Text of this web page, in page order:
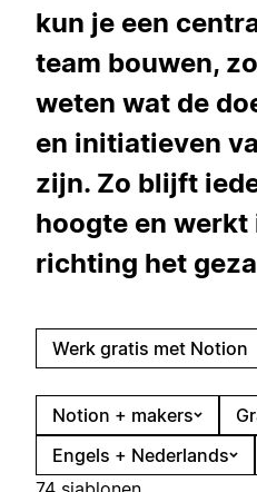
kun je een
team bouwen,
weten wat de
en initiatieven
zijn. Zo blijft
hoogte en werkt
richting het
Werk gratis met Notion
Notion + makers
Engels + Nederlands